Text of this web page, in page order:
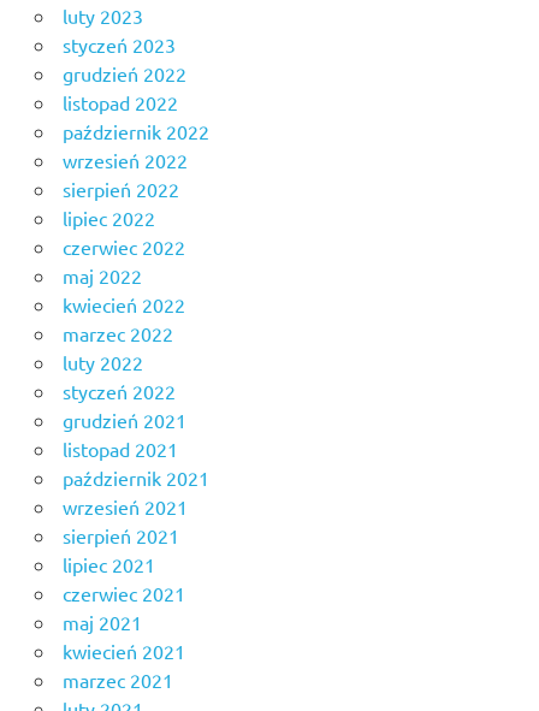
luty 2023
styczeń 2023
grudzień 2022
listopad 2022
październik 2022
wrzesień 2022
sierpień 2022
lipiec 2022
czerwiec 2022
maj 2022
kwiecień 2022
marzec 2022
luty 2022
styczeń 2022
grudzień 2021
listopad 2021
październik 2021
wrzesień 2021
sierpień 2021
lipiec 2021
czerwiec 2021
maj 2021
kwiecień 2021
marzec 2021